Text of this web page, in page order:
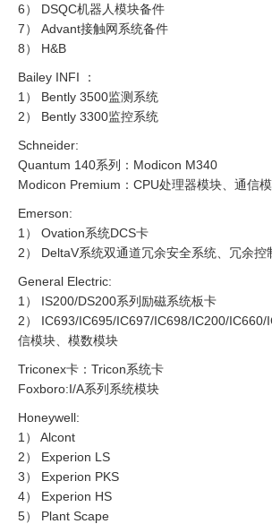
6） DSQC机器人模块备件
7） Advant接触网系统备件
8） H&B
Bailey INFI ：
1） Bently 3500监测系统
2） Bently 3300监控系统
Schneider:
Quantum 140系列：Modicon M340
Modicon Premium：CPU处理器模块、通信
Emerson:
1） Ovation系统DCS卡
2） DeltaV系统双通道冗余安全系统、冗余控
General Electric:
1） IS200/DS200系列励磁系统板卡
2） IC693/IC695/IC697/IC698/IC200/IC660/
信模块、模数模块
Triconex卡：Tricon系统卡
Foxboro:I/A系列系统模块
Honeywell:
1） Alcont
2） Experion LS
3） Experion PKS
4） Experion HS
5） Plant Scape